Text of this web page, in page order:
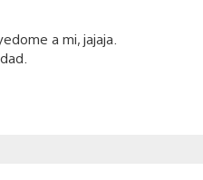
a mi, jajaja.